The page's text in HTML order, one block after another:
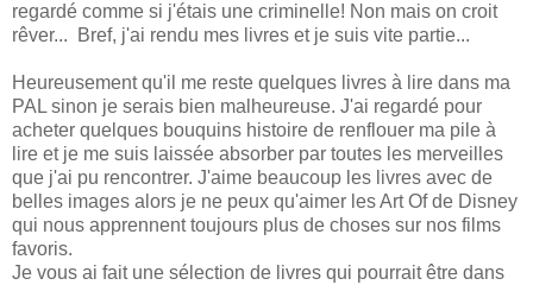
regardé comme si j'étais une criminelle! Non mais on croit
rêver... Bref, j'ai rendu mes livres et je suis vite partie...
Heureusement qu'il me reste quelques livres à lire dans ma
PAL sinon je serais bien malheureuse. J'ai regardé pour
acheter quelques bouquins histoire de renflouer ma pile à
lire et je me suis laissée absorber par toutes les merveilles
que j'ai pu rencontrer. J'aime beaucoup les livres avec de
belles images alors je ne peux qu'aimer les Art Of de Disney
qui nous apprennent toujours plus de choses sur nos films
favoris.
Je vous ai fait une sélection de livres qui pourrait être dans